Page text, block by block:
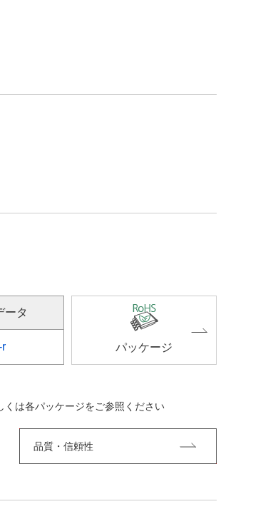
ータ
r パッケージ
は各パッケージをご参照ください
品質・信頼性